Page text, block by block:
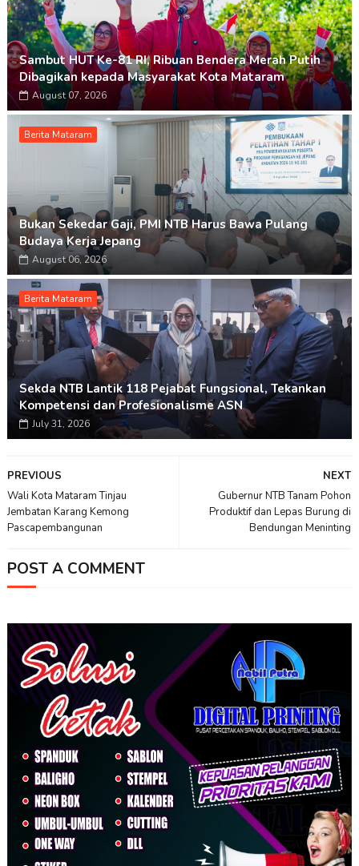
Sambut HUT Ke-81 RI, Ribuan Bendera Merah Putih
Dibagikan kepada Masyarakat Kota Mataram
August 07, 2026
Berita Mataram
Bukan Sekedar Gaji, PMI NTB Harus Bawa Pulang
Budaya Kerja Jepang
August 06, 2026
Berita Mataram
Sekda NTB Lantik 118 Pejabat Fungsional, Tekankan
Kompetensi dan Profesionalisme ASN
July 31, 2026
NEXT
Gubernur NTB Tanam Pohon
Produktif dan Lepas Burung di
Bendungan Meninting
PREVIOUS
Wali Kota Mataram Tinjau
Jembatan Karang Kemong
Pascapembangunan
POST A COMMENT